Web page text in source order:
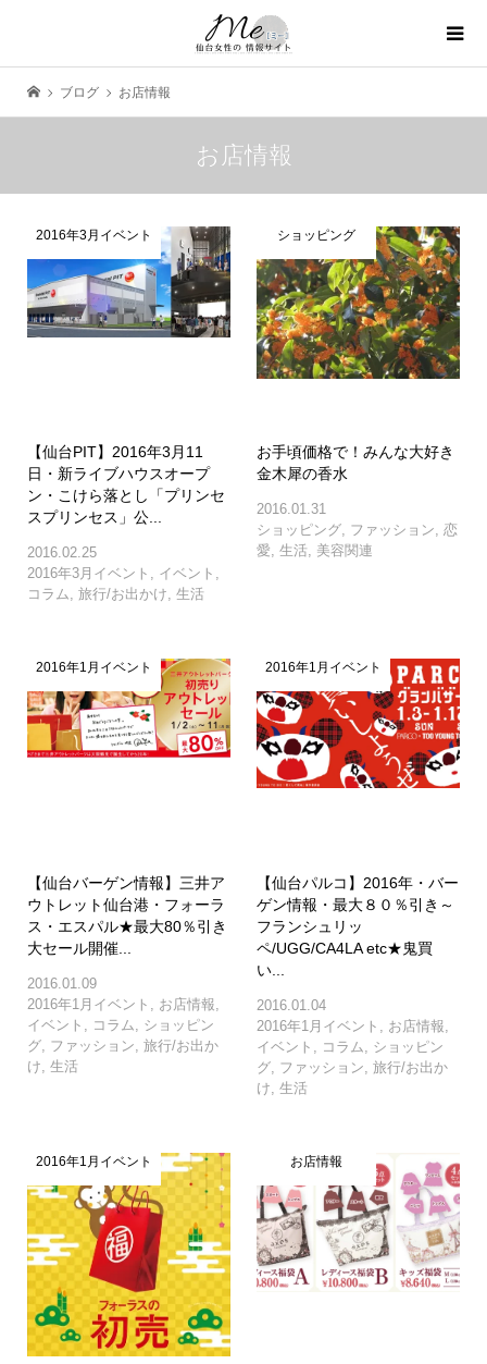
ブログ お店情報
お店情報
2016年3月イベント
【仙台PIT】2016年3月11
日・新ライブハウスオープ
ン・こけら落とし「プリンセ
スプリンセス」公...
2016.02.25
2016年3月イベント
イベント
コラム
旅行/お出かけ 生活
ショッピング
お手頃価格で！みんな大好き
金木犀の香水
2016.01.31
ショッピング ファッション ,恋
愛 ,生活 美容関連
2016年1月イベント
【仙台バーゲン情報】三井ア
ウトレット仙台港・フォーラ
ス・エスパル★最大80％引き
大セール開催...
2016.01.09
2016年1月イベント , お店情報,
イベント , コラム, ショッピン
グ, ファッション, 旅行/お出か
け, 生活
2016年1月イベント
【仙台パルコ】2016年・バー
ゲン情報・最大８０％引き～
フランシュリッ
ペ/UGG/CA4LA etc★鬼買
い...
2016.01.04
2016年1月イベント , お店情報,
イベント , コラム, ショッピン
グ, ファッション,旅行/お出か
け,生活
2016年1月イベント お店情報